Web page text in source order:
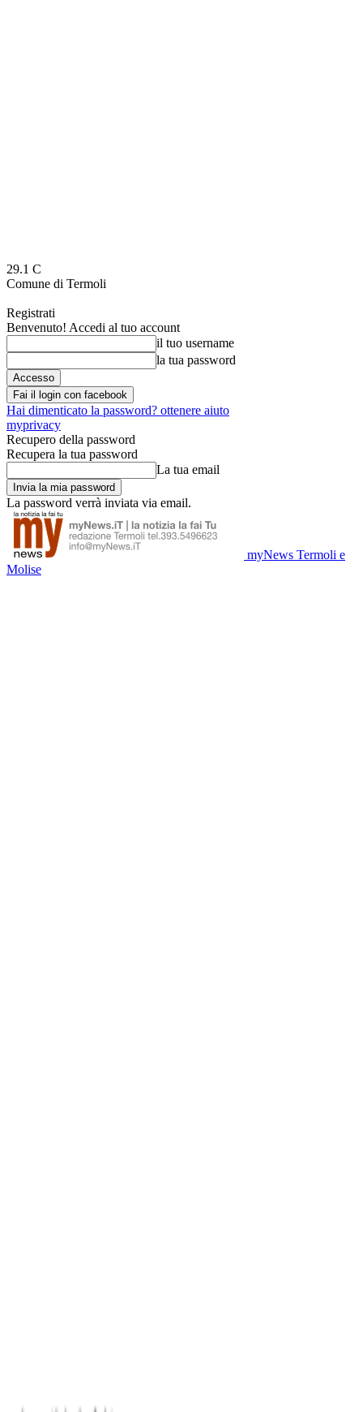
29.1 C
Comune di Termoli
Registrati
Benvenuto! Accedi al tuo account
il tuo username
la tua password
Fai il login con facebook
Hai dimenticato la password? ottenere aiuto
myprivacy
Recupero della password
Recupera la tua password
La tua email
La password verrà inviata via email.
myNews Termoli e
Molise